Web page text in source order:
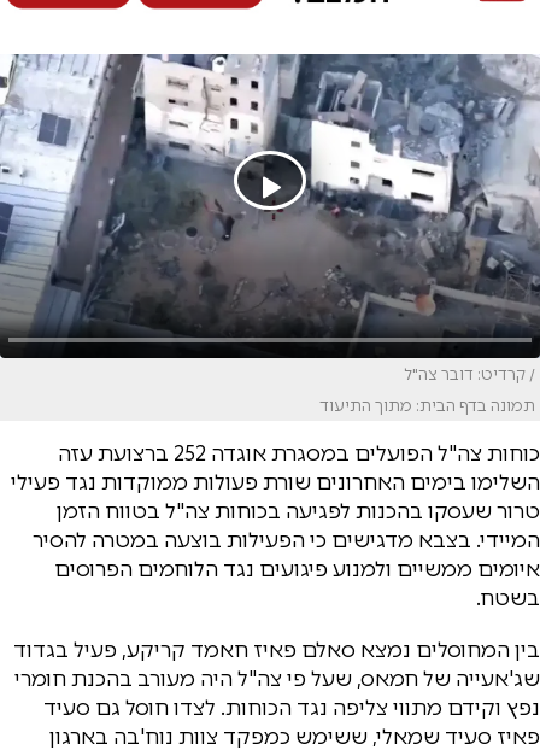
/ קרדיט: דובר צה"ל
תמונה בדף הבית: מתוך התיעוד
כוחות צה"ל הפועלים במסגרת אוגדה 252 ברצועת עזה
השלימו בימים האחרונים שורת פעולות ממוקדות נגד פעילי
טרור שעסקו בהכנות לפגיעה בכוחות צה"ל בטווח הזמן
המיידי. בצבא מדגישים כי הפעילות בוצעה במטרה להסיר
איומים ממשיים ולמנוע פיגועים נגד הלוחמים הפרוסים
בשטח.
בין המחוסלים נמצא סאלם פאיז חאמד קריקע, פעיל בגדוד
שג'אעייה של חמאס, שעל פי צה"ל היה מעורב בהכנת חומרי
נפץ וקידם מתווי צליפה נגד הכוחות. לצדו חוסל גם סעיד
פאיז סעיד שמאלי, ששימש כמפקד צוות נוח'בה בארגון